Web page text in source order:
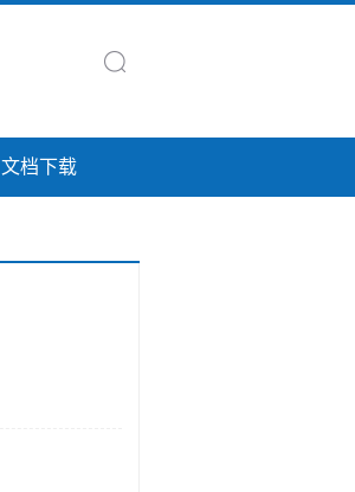
文档下载